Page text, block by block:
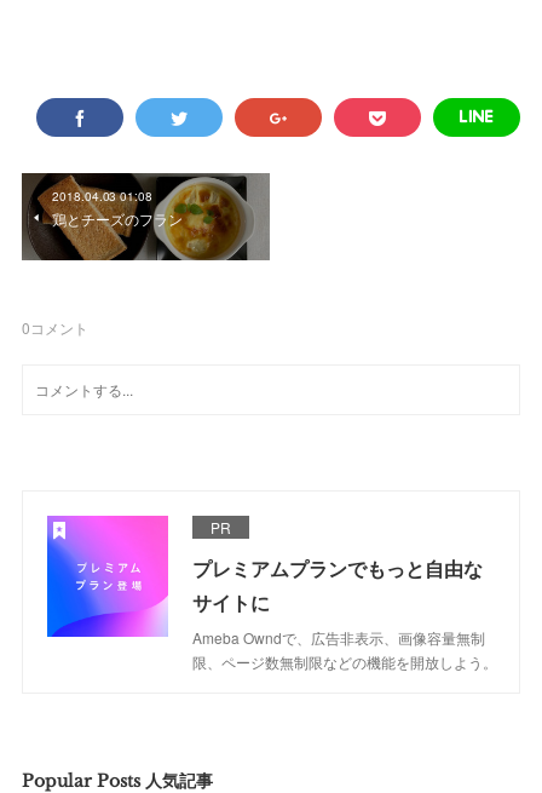
2018.04.03 01:08
鶏とチーズのフラン
0コメント
PR
プレミアムプランでもっと自由な
サイトに
Ameba Owndで、広告非表示、画像容量無制
限、ページ数無制限などの機能を開放しよう。
Popular Posts 人気記事